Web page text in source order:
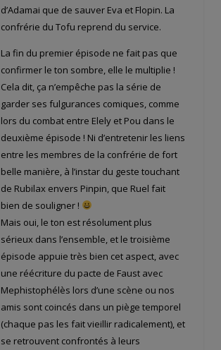
d’Adamai que de sauver Eva et Flopin. La
confrérie du Tofu reprend du service.
La fin du premier épisode ne fait pas que
confirmer le ton sombre, elle le multiplie !
Cela dit, ça n’empêche pas la série de
garder ses fulgurances comiques, comme
lors du combat entre Elely et Pou dans le
deuxième épisode ! Ni d’entretenir les liens
entre les membres de la confrérie de fort
belle manière, à l’instar du geste touchant
de Rubilax envers Pinpin, que Ruel fait
bien de souligner !
Mais oui, le ton est résolument plus
sérieux dans l’ensemble, et le troisième
épisode appuie très bien cet aspect, avec
une réécriture du pacte de Faust avec
Mephistophélès lors d’une scène ou nos
amis sont coincés dans un piège temporel
(chaque pas les fait vieillir radicalement), et
se retrouvent confrontés à leurs